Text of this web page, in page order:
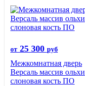
от 25 300 руб
Межкомнатная дверь
Версаль массив ольхи
слоновая кость ПО